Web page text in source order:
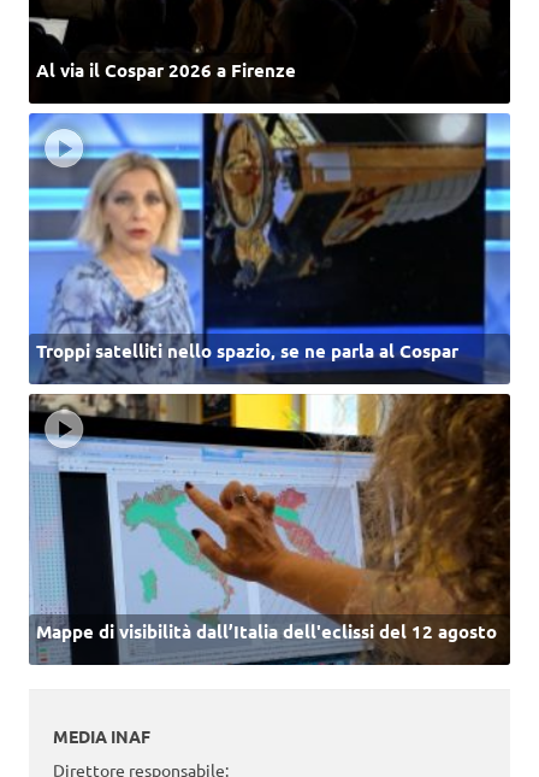
Al via il Cospar 2026 a Firenze
Troppi satelliti nello spazio, se ne parla al Cospar
Mappe di visibilità dall’Italia dell'eclissi del 12 agosto
MEDIA INAF
Direttore responsabile: